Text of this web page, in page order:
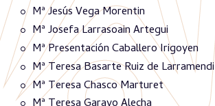
Mª Jesús Vega Morentin
Mª Josefa Larrasoain Artegui
Mª Presentación Caballero Irigoyen
Mª Teresa Basarte Ruiz de Larramendi
Mª Teresa Chasco Marturet